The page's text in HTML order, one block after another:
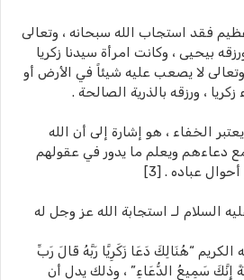
فقد استجاب الله سبحانه ، وتعالى
بيحيى ، وكانت امرأة سيدنا زكريا
لا يصعب عليه شيئاً في الأرض أو
، ورزقه بالذرية الصالحة .
الخفاء ، هو إشارة إلى أن الله
دعاءهم ويعلم ما يدور في عقولهم
عباده . [3]
السلام لـ استجابة الله عز وجل له
“هُنَالِكَ دَعَا زَكَرِيَّا رَبَّهُ قَالَ رَبِّ
سَمِيعُ الدُّعَاءِ” ، وذلك يدل أن